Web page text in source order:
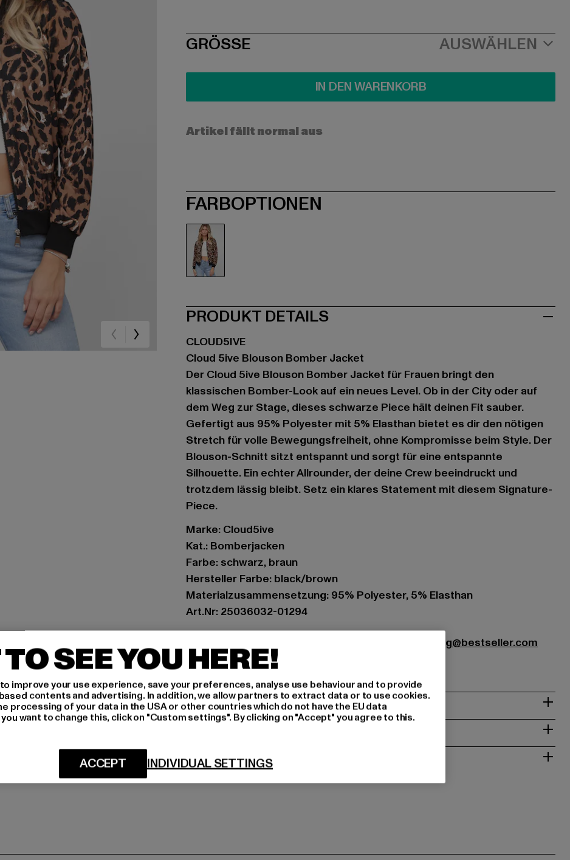
SIZE
GRÖSSE AUSWÄHLEN
IN DEN WARENKORB
Artikel fällt normal aus
FARBOPTIONEN
PRODUKT DETAILS
CLOUD5IVE
Cloud 5ive Blouson Bomber Jacket
Der Cloud 5ive Blouson Bomber Jacket für Frauen bringt den
klassischen Bomber-Look auf ein neues Level. Ob in der City oder auf
dem Weg zur Stage, dieses schwarze Piece hält deinen Fit sauber.
Gefertigt aus 95% Polyester mit 5% Elasthan bietet es dir den nötigen
Stretch für volle Bewegungsfreiheit, ohne Kompromisse beim Style. Der
Blouson-Schnitt sitzt entspannt und sorgt für eine entspannte
Silhouette. Ein echter Allrounder, der deine Crew beeindruckt und
trotzdem lässig bleibt. Setz ein klares Statement mit diesem Signature-
Piece.
Marke: Cloud5ive
Kat.: Bomberjacken
Farbe: schwarz, braun
Hersteller Farbe: black/brown
Materialzusammensetzung: 95% Polyester, 5% Elasthan
Art.Nr: 25036032-01294
hamburg@bestseller.com
Modering 1,Haus A | 22457 Hamburg | DE
GRÖSSE & PASSFORM
PFLEGEHINWEISE
LIEFERUNG & RÜCKGABE
SEE YOU HERE!
improve your use experience, save your preferences, analyse use behaviour and to provide
contents and advertising. In addition, we allow partners to extract data or to use cookies.
processing of your data in the USA or other countries which do not have the EU data
want to change this, click on "Custom settings". By clicking on "Accept" you agree to this.
INDIVIDUAL SETTINGS
ACCEPT